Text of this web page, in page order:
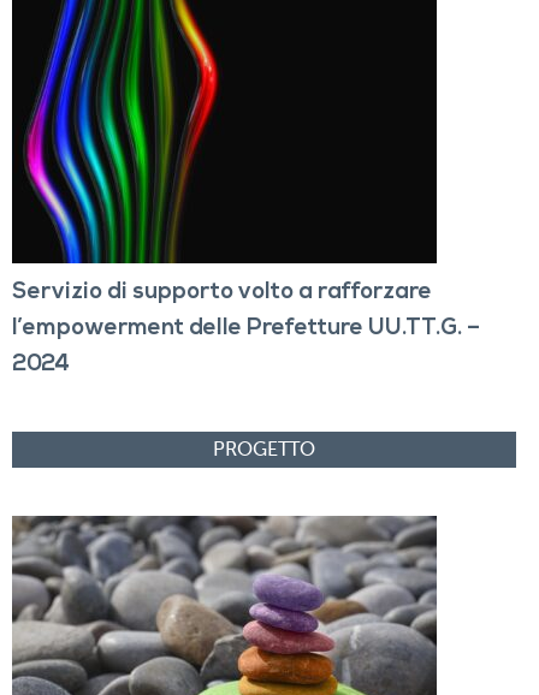
Servizio di supporto volto a rafforzare
l’empowerment delle Prefetture UU.TT.G. –
2024